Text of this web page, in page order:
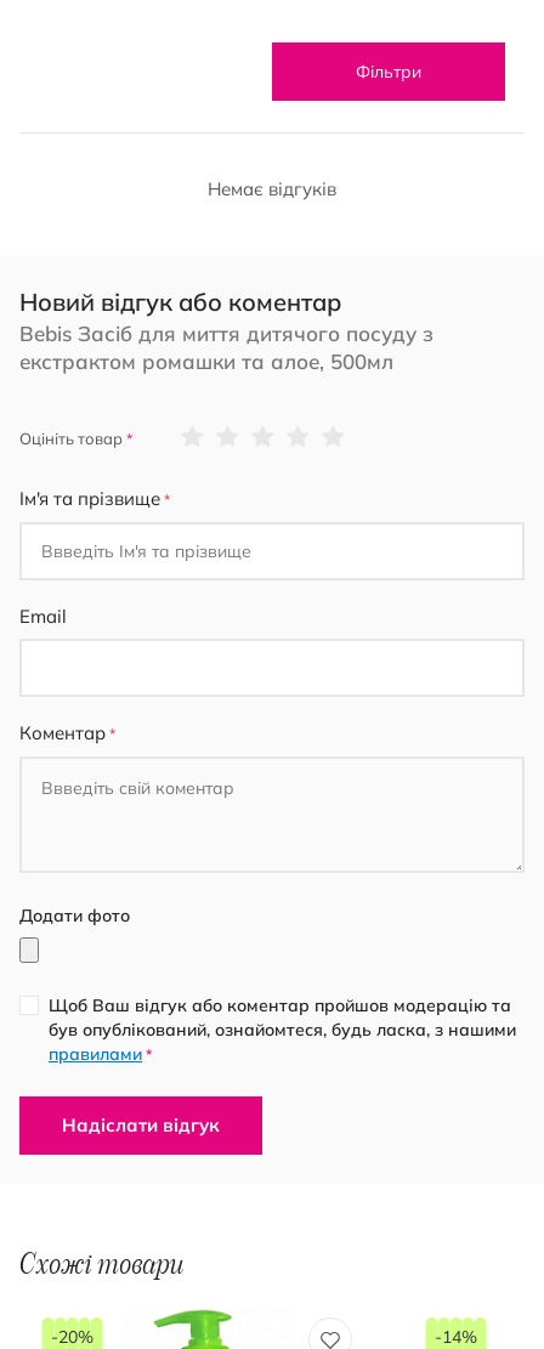
Фільтри
Немає відгуків
Новий відгук або коментар
Bebis Засіб для миття дитячого посуду з
екстрактом ромашки та алое, 500мл
Оцініть товар
Ім'я та прізвище
Email
Коментар
Додати фото
Щоб Ваш відгук або коментар пройшов модерацію та
був опублікований, ознайомтеся, будь ласка, з нашими
правилами *
Надіслати відгук
Схожі товари
-20% -14%